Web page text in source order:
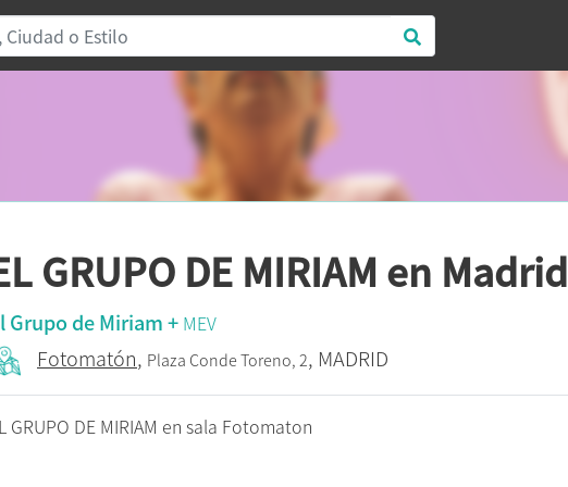
GRUPO DE MIRIAM en Madrid
Grupo de Miriam + MEV
Fotomatón, Plaza Conde Toreno, 2, MADRID
GRUPO DE MIRIAM en sala Fotomaton